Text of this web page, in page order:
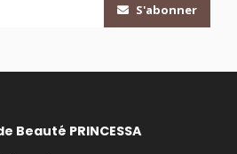
S'abonner
Beauté PRINCESSA